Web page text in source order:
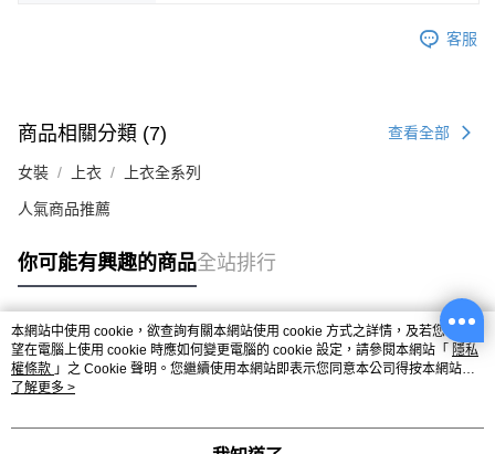
客服
商品相關分類 (7) 查看全部
女裝 上衣 上衣全系列
人氣商品推薦
你可能有興趣的商品全站排行
熱門標籤
本網站中使用 cookie，欲查詢有關本網站使用 cookie 方式之詳情，及若您不希
望在電腦上使用 cookie 時應如何變更電腦的 cookie 設定，請參閱本網站「 隱私
權條款 」之 Cookie 聲明。您繼續使用本網站即表示您同意本公司得按本網站使
用條款之 Cookie 聲明使用 cookie。
了解更多 >